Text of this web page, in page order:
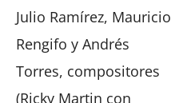
Julio Ramírez, Mauricio
Rengifo y Andrés
Torres, compositores
(Ricky Martin con